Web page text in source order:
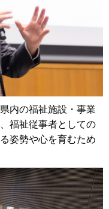
内の福祉施設・事業
福祉従事者としての
姿勢や心を育むため